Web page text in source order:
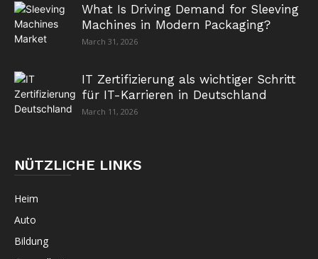
What Is Driving Demand for Sleeving
Machines in Modern Packaging?
March 31, 2026
IT Zertifizierung als wichtiger Schritt
für IT-Karrieren in Deutschland
March 11, 2026
NÜTZLICHE LINKS
Heim
Auto
Bildung